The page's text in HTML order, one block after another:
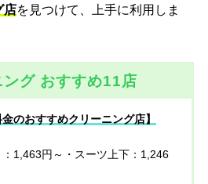
店を見つけて、上手に利用しま
グ おすすめ11店
のおすすめクリーニング店】
：1,463円～・スーツ上下：1,246